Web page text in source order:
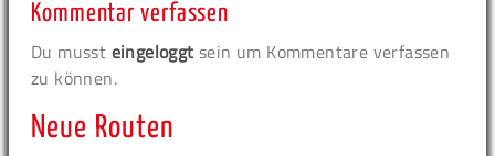
Kommentar verfassen
Du musst eingeloggt sein um Kommentare verfassen
zu können.
Neue Routen